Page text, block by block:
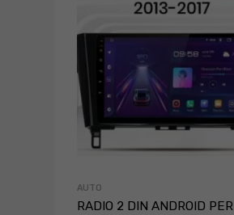
AUTO
RADIO 2 DIN ANDROID PER